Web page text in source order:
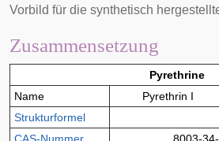
Vorbild für die synthetisch
Zusammensetzung
Pyrethrine
Name
Pyrethrin I
Strukturformel